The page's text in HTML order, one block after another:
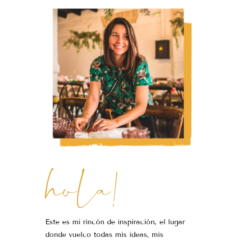
hola!
Este es mi rincón de inspiración, el lugar
donde vuelco todas mis ideas, mis